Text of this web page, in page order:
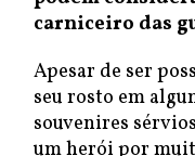
carniceiro das
Apesar de ser
seu rosto em
souvenires
um herói por